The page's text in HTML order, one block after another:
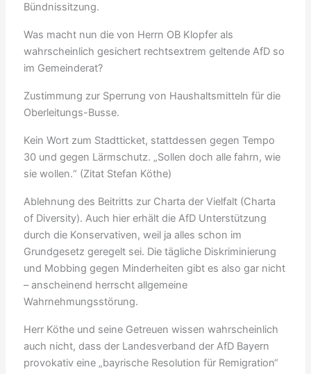
Bündnissitzung.
Was macht nun die von Herrn OB Klopfer als
wahrscheinlich gesichert rechtsextrem geltende AfD so
im Gemeinderat?
Zustimmung zur Sperrung von Haushaltsmitteln für die
Oberleitungs-Busse.
Kein Wort zum Stadtticket, stattdessen gegen Tempo
30 und gegen Lärmschutz. „Sollen doch alle fahrn, wie
sie wollen.“ (Zitat Stefan Köthe)
Ablehnung des Beitritts zur Charta der Vielfalt (Charta
of Diversity). Auch hier erhält die AfD Unterstützung
durch die Konservativen, weil ja alles schon im
Grundgesetz geregelt sei. Die tägliche Diskriminierung
und Mobbing gegen Minderheiten gibt es also gar nicht
– anscheinend herrscht allgemeine
Wahrnehmungsstörung.
Herr Köthe und seine Getreuen wissen wahrscheinlich
auch nicht, dass der Landesverband der AfD Bayern
provokativ eine „bayrische Resolution für Remigration“